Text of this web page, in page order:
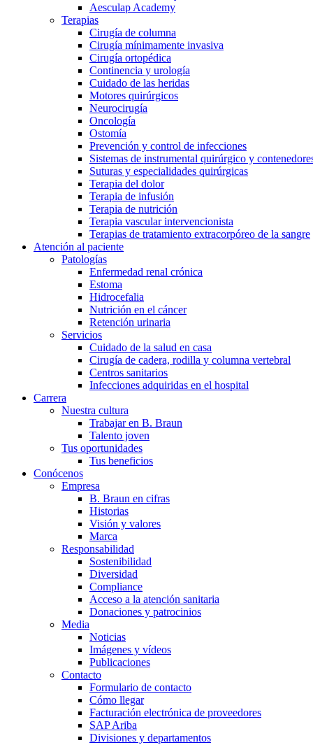
Catálogo de productos
Encuentra el producto que estás buscando. Visita el catálogo
Cuidado de la salud en casa
Cuidar de la salud en casa te ofrece la posibilidad de
Encuentra tu trabajo
Descubre tus oportunidades profesionales en B. Braun.
Contacto
Contacto
En diálogo con B. Braun. Ponte en contacto con nosotros.
Aesculap Academy
Terapias
Cirugía de columna
Cirugía mínimamente invasiva
Cirugía ortopédica
Continencia y urología
Cuidado de las heridas
Motores quirúrgicos
Neurocirugía
Oncología
Ostomía
Prevención y control de infecciones
Sistemas de instrumental quirúrgico y
Suturas y especialidades quirúrgicas
Terapia del dolor
Terapia de infusión
Terapia de nutrición
Terapia vascular intervencionista
Terapias de tratamiento extracorpóreo de la sangre
Atención al paciente
Patologías
Enfermedad renal crónica
Estoma
Hidrocefalia
Nutrición en el cáncer
Retención urinaria
Servicios
Cuidado de la salud en casa
Cirugía de cadera, rodilla y columna vertebral
Centros sanitarios
Infecciones adquiridas en el hospital
Carrera
Nuestra cultura
Trabajar en B. Braun
Talento joven
Tus oportunidades
Tus beneficios
Conócenos
Empresa
B. Braun en cifras
Historias
Visión y valores
Marca
Responsabilidad
Sostenibilidad
Diversidad
Compliance
Acceso a la atención sanitaria
Donaciones y patrocinios
Media
Noticias
Imágenes y vídeos
Publicaciones
Contacto
Formulario de contacto
Cómo llegar
Facturación electrónica de proveedores
SAP Ariba
Divisiones y departamentos